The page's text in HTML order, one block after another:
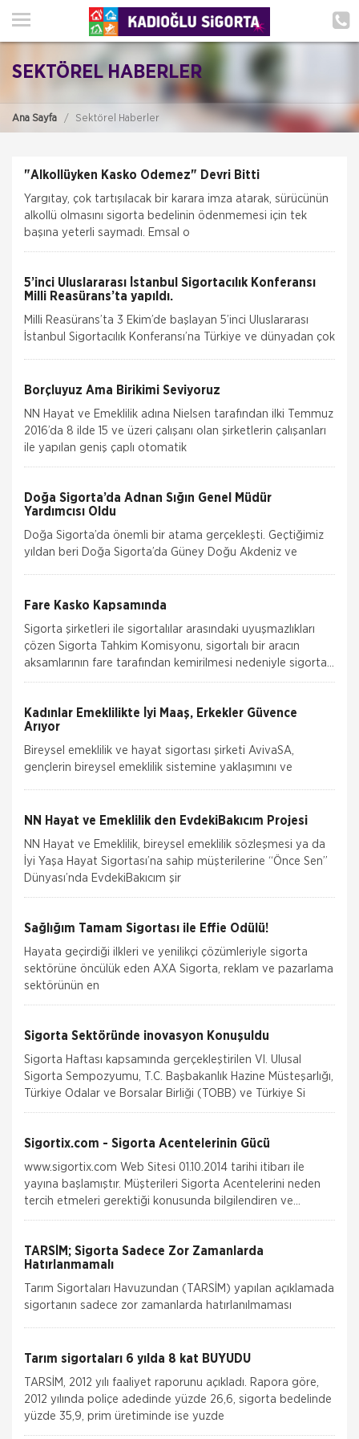
ANA SAYFA
POLIÇE HATIRLAT
MÜŞTERI GIRIŞI
TEKLİF AL
SEKTÖREL HABERLER
Ana Sayfa Sektörel Haberler
"Alkollüyken Kasko Ödemez" Devri Bitti
Yargıtay, çok tartışılacak bir karara imza atarak, sürücünün
alkollü olmasını sigorta bedelinin ödenmemesi için tek
başına yeterli saymadı. Emsal o
5’inci Uluslararası İstanbul Sigortacılık Konferansı
Milli Reasürans’ta yapıldı.
Milli Reasürans’ta 3 Ekim’de başlayan 5’inci Uluslararası
İstanbul Sigortacılık Konferansı’na Türkiye ve dünyadan çok
Borçluyuz Ama Birikimi Seviyoruz
NN Hayat ve Emeklilik adına Nielsen tarafından ilki Temmuz
2016’da 8 ilde 15 ve üzeri çalışanı olan şirketlerin çalışanları
ile yapılan geniş çaplı otomatik
Doğa Sigorta’da Adnan Sığın Genel Müdür
Yardımcısı Oldu
Doğa Sigorta’da önemli bir atama gerçekleşti. Geçtiğimiz
yıldan beri Doğa Sigorta’da Güney Doğu Akdeniz ve
Fare Kasko Kapsamında
Sigorta şirketleri ile sigortalılar arasındaki uyuşmazlıkları
çözen Sigorta Tahkim Komisyonu, sigortalı bir aracın
aksamlarının fare tarafından kemirilmesi nedeniyle sigorta
şi
Kadınlar Emeklilikte İyi Maaş, Erkekler Güvence
Arıyor
Bireysel emeklilik ve hayat sigortası şirketi AvivaSA,
gençlerin bireysel emeklilik sistemine yaklaşımını ve
NN Hayat ve Emeklilik den EvdekiBakıcım Projesi
NN Hayat ve Emeklilik, bireysel emeklilik sözleşmesi ya da
İyi Yaşa Hayat Sigortası’na sahip müşterilerine “Önce Sen”
Dünyası’nda EvdekiBakıcım şir
Sağlığım Tamam Sigortası ile Effie Ödülü!
Hayata geçirdiği ilkleri ve yenilikçi çözümleriyle sigorta
sektörüne öncülük eden AXA Sigorta, reklam ve pazarlama
sektörünün en
Sigorta Sektöründe inovasyon Konuşuldu
Sigorta Haftası kapsamında gerçekleştirilen VI. Ulusal
Sigorta Sempozyumu, T.C. Başbakanlık Hazine Müsteşarlığı,
Türkiye Odalar ve Borsalar Birliği (TOBB) ve Türkiye Si
Sigortix.com - Sigorta Acentelerinin Gücü
www.sigortix.com Web Sitesi 01.10.2014 tarihi itibarı ile
yayına başlamıştır. Müşterileri Sigorta Acentelerini neden
tercih etmeleri gerektiği konusunda bilgilendiren ve
Sitedeki &Uu
TARSİM; Sigorta Sadece Zor Zamanlarda
Hatırlanmamalı
Tarım Sigortaları Havuzundan (TARSİM) yapılan açıklamada
sigortanın sadece zor zamanlarda hatırlanılmaması
Tarım sigortaları 6 yılda 8 kat BÜYÜDÜ
TARSİM, 2012 yılı faaliyet raporunu açıkladı. Rapora göre,
2012 yılında poliçe adedinde yüzde 26,6, sigorta bedelinde
yüzde 35,9, prim üretiminde ise yuzde